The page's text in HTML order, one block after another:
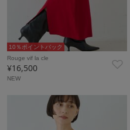
10％ポイントバック
Rouge vif la cle
¥16,500
NEW